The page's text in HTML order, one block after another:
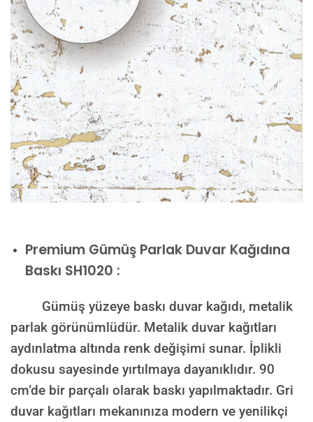
Premium Gümüş Parlak Duvar Kağıdına
Baskı SH1020 :
Gümüş yüzeye baskı duvar kağıdı, metalik
parlak görünümlüdür. Metalik duvar kağıtları
aydınlatma altında renk değişimi sunar. İplikli
dokusu sayesinde yırtılmaya dayanıklıdır. 90
cm’de bir parçalı olarak baskı yapılmaktadır. Gri
duvar kağıtları mekanınıza modern ve yenilikçi